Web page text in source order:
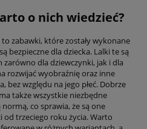
o nich wiedzieć?
zabawki, które zostały wykonane
bezpieczne dla dziecka. Lalki te są
dla dziewczynki, jak i dla
rozwijać wyobraźnię oraz inne
bez względu na jego płeć. Dobrze
także wszystkie niezbędne
co sprawia, że są one
od trzeciego roku życia. Warto